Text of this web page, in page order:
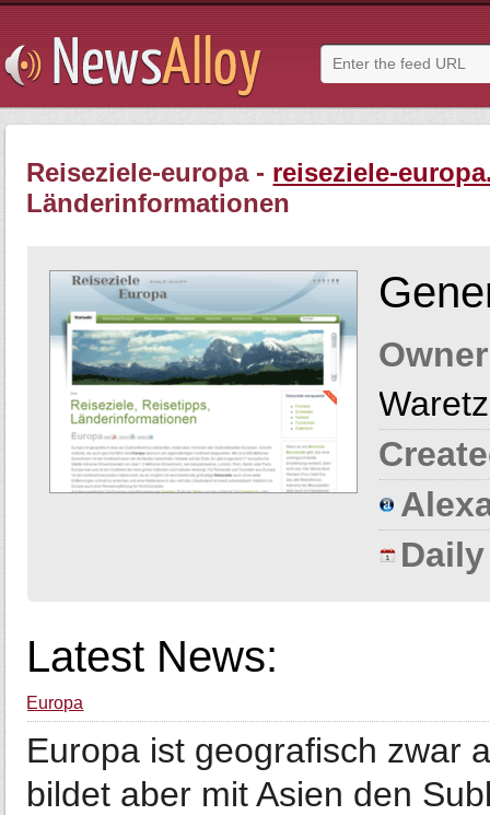
Reiseziele-europa - reiseziele-
Länderinformationen
Latest News:
Europa
Europa ist geografisch zwar
bildet aber mit Asien den